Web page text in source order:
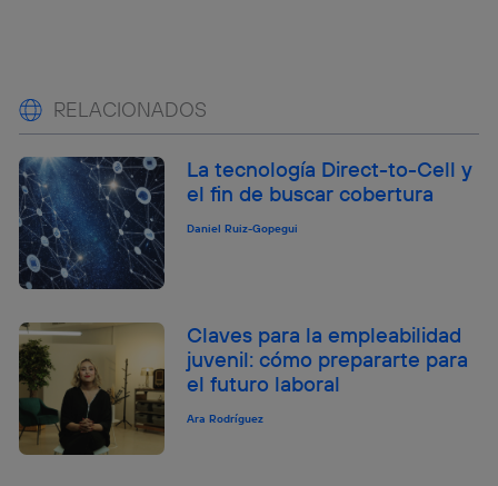
RELACIONADOS
La tecnología Direct-to-Cell y
el fin de buscar cobertura
Daniel Ruiz-Gopegui
Claves para la empleabilidad
juvenil: cómo prepararte para
el futuro laboral
Ara Rodríguez